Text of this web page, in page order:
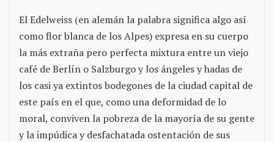
El Edelweiss (en alemán la palabra significa algo así
como flor blanca de los Alpes) expresa en su cuerpo
la más extraña pero perfecta mixtura entre un viejo
café de Berlín o Salzburgo y los ángeles y hadas de
los casi ya extintos bodegones de la ciudad capital de
este país en el que, como una deformidad de lo
moral, conviven la pobreza de la mayoría de su gente
y la impúdica y desfachatada ostentación de sus